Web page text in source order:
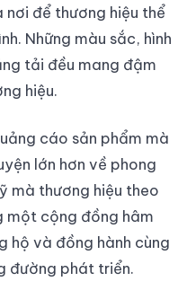
nơi để thương hiệu thể
Những màu sắc, hình
tải đều mang đậm
hiệu.
cáo sản phẩm mà
lớn hơn về phong
mà thương hiệu theo
một cộng đồng hâm
hộ và đồng hành cùng
đường phát triển.